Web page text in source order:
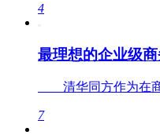
4
最理想的企业级
清华同方作为在商
7